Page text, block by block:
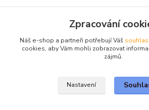
Informace pro zákazníky
Jak nakupovat
Obchodní podmínky
Zpracování
Náš e-shop a partneři potřebují Váš souhlas
cookies, aby Vám mohli zobrazovat
zájmů.
Nastavení